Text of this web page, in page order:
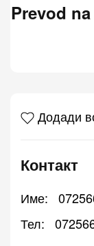
Prevod
Додади
Контакт
Име:
Тел: